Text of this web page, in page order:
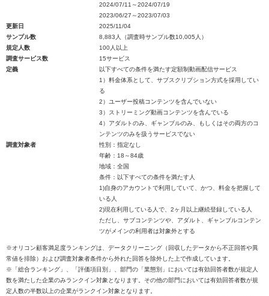
2024/07/11～2024/07/19
2023/06/27～2023/07/03
更新日
2025/11/04
サンプル数
8,883人（調査時サンプル数10,005人）
規定人数
100人以上
調査サービス数
15サービス
定義
以下すべての条件を満たす定額制動画配信サービス
1）料金体系として、サブスクリプション方式を採用してい
る
2）ユーザー投稿コンテンツを含んでいない
3）ストリーミング動画コンテンツを含んでいる
4）アダルトのみ、ギャンブルのみ、もしくはその両方のコ
ンテンツのみを扱うサービスでない
調査対象者
性別：指定なし
年齢：18～84歳
地域：全国
条件：以下すべての条件を満たす人
1)自身のアカウントで利用していて、かつ、料金を把握して
いる人
2)現在利用している人で、2ヶ月以上継続登録している人
ただし、サブコンテンツや、アダルト、ギャンブルコンテン
ツがメインの利用者は対象外とする
※オリコン顧客満足度ランキングは、データクリーニング（回収したデータから不正回答や異
常値を排除）および調査対象者条件から外れた回答を除外した上で作成しています。
※「総合ランキング」、「評価項目別」、部門の「業態別」においては有効回答者数が規定人
数を満たした企業のみランクイン対象となります。その他の部門においては有効回答者数が規
定人数の半数以上の企業がランクイン対象となります。